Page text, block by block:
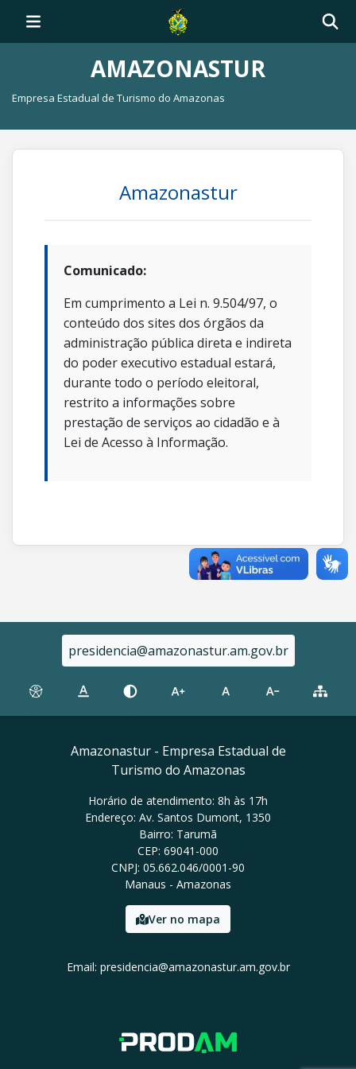
AMAZONASTUR
Empresa Estadual de Turismo do Amazonas
Amazonastur
Comunicado:
Em cumprimento a Lei n. 9.504/97, o
conteúdo dos sites dos órgãos da
administração pública direta e indireta
do poder executivo estadual estará,
durante todo o período eleitoral,
restrito a informações sobre
prestação de serviços ao cidadão e à
Lei de Acesso à Informação.
presidencia@amazonastur.am.gov.br
Amazonastur - Empresa Estadual de
Turismo do Amazonas
Horário de atendimento: 8h às 17h
Endereço: Av. Santos Dumont, 1350
Bairro: Tarumã
CEP: 69041-000
CNPJ: 05.662.046/0001-90
Manaus - Amazonas
Ver no mapa
Email: presidencia@amazonastur.am.gov.br